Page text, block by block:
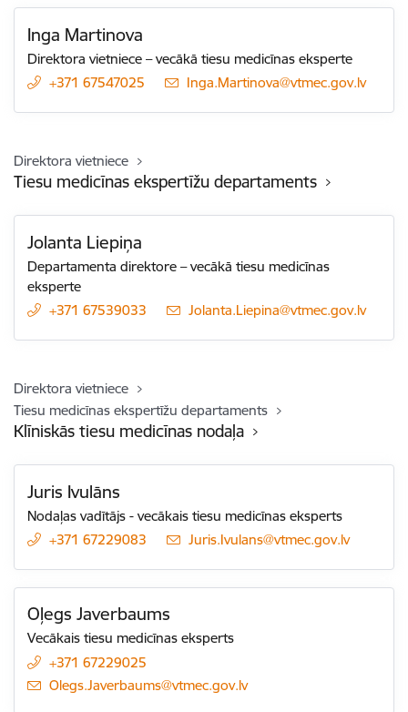
Inga Martinova
Direktora vietniece – vecākā tiesu medicīnas eksperte
+371 67547025
E-pasts:
Inga.Martinova@vtmec.gov.lv
Direktora vietniece
Tiesu medicīnas ekspertīžu departaments
Jolanta Liepiņa
Departamenta direktore – vecākā tiesu medicīnas
eksperte
+371 67539033
E-pasts:
Jolanta.Liepina@vtmec.gov.lv
Direktora vietniece
Tiesu medicīnas ekspertīžu departaments
Klīniskās tiesu medicīnas nodaļa
Juris Ivulāns
Nodaļas vadītājs - vecākais tiesu medicīnas eksperts
+371 67229083
E-pasts:
Juris.Ivulans@vtmec.gov.lv
Oļegs Javerbaums
Vecākais tiesu medicīnas eksperts
+371 67229025
E-pasts:
Olegs.Javerbaums@vtmec.gov.lv